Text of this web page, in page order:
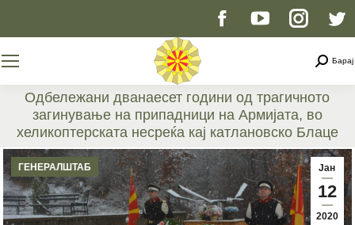
Facebook
opens
in
new
window
YouTube
opens
in
new
window
page
opens
in
new
window
Барај
Одбележани дванаесет години од трагичното
загинување на припадници на Армијата, во
хеликоптерската несреќа кај катлановско Блаце
You are here:
Јан
12
2020
ГЕНЕРАЛШТАБ